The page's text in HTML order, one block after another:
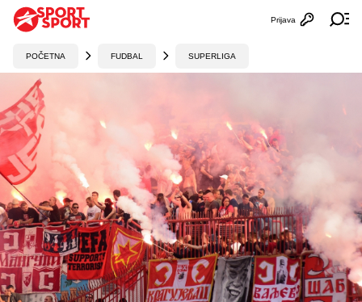
Otvori
Prijava
POČETNA FUDBAL SUPERLIGA